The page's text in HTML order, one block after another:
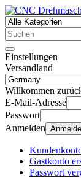
Einstellungen
Versandland
Willkommen
E-Mail-Adresse
Passwort
Anmelden
Gastkonto
Passwort